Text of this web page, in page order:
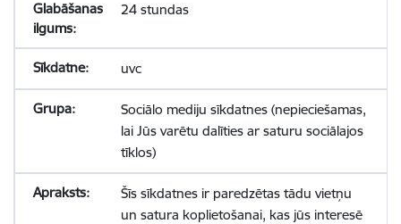
24 stundas
uvc
Sociālo mediju sīkdatnes (nepieciešamas,
lai Jūs varētu dalīties ar saturu sociālajos
tīklos)
Šīs sīkdatnes ir paredzētas tādu vietņu
un satura koplietošanai, kas jūs interesē